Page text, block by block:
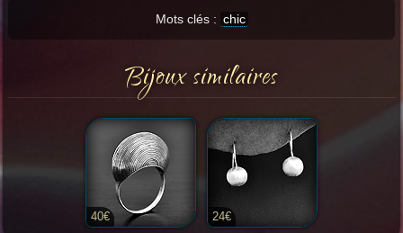
Mots clés : chic
Bijoux similaires
40€ 24€